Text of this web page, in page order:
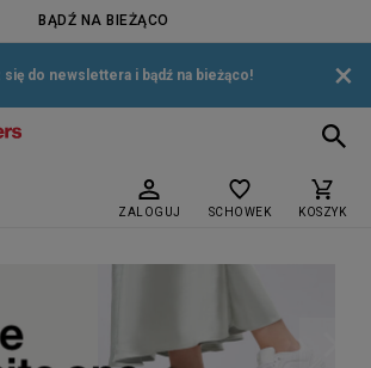
BĄDŹ NA BIEŻĄCO
się do newslettera i bądź na bieżąco! ×
ZALOGUJ SCHOWEK KOSZYK